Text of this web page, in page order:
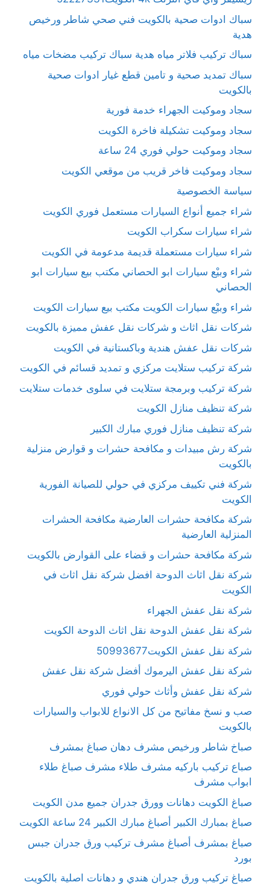
سباك ادوات صحية بالكويت فني صحي شاطر ورخيص
هدية
سباك تركيب فلاتر مياه هدية سباك تركيب مضخات مياه
سباك تمديد صحية و تامين قطع غيار ادوات صحية
بالكويت
سجاد وموكيت الجهراء خدمة فورية
سجاد وموكيت تشكيلة فاخرة الكويت
سجاد وموكيت حولي فوري 24 ساعة
سجاد وموكيت فاخر قريب من موقعي الكويت
سياسة الخصوصية
شراء جميع أنواع السيارات مستعمل فوري الكويت
شراء سيارات سكراب الكويت
شراء سيارات مستعملة قديمة مدعومة في الكويت
شراء وبيْع سيارات ابو الحصاني مكتب بيع سيارات ابو
الحصاني
شراء وبيْع سيارات الكويت مكتب بيع سيارات الكويت
شركات نقل اثاث و شركات نقل عفش مميزة بالكويت
شركات نقل عفش هندية وباكستانية في الكويت
شركة تركيب ستلايت مركزي و تمديد قسائم في الكويت
شركة تركيب وبرمجة ستلايت في سلوى خدمات ستلايت
شركة تنظيف منازل الكويت
شركة تنظيف منازل فوري مبارك الكبير
شركة رش مبيدات و مكافحة حشرات و قوارض منزلية
بالكويت
شركة فني تكييف مركزي في حولي للصيانة الفورية
الكويت
شركة مكافحة حشرات العارضية مكافحة الحشرات
المنزلية العارضية
شركة مكافحة حشرات و قضاء على القوارض بالكويت
شركة نقل اثاث الدوحة افضل شركة نقل اثاث في
الكويت
شركة نقل عفش الجهراء
شركة نقل عفش الدوحة نقل اثاث الدوحة الكويت
شركة نقل عفش الكويت50993677
شركة نقل عفش اليرموك أفضل شركة نقل عفش
شركة نقل عفش وأثاث حولي فوري
صب و نسخ مفاتيح من كل الانواع للابواب والسيارات
بالكويت
صباخ شاطر ورخيص مشرف دهان صباغ بمشرف
صباع تركيب باركيه مشرف طلاء مشرف صباغ طلاء
ابواب مشرف
صباغ الكويت دهانات وورق جدران جميع مدن الكويت
صباغ بمبارك الكبير أصباغ مبارك الكبير 24 ساعة الكويت
صباغ بمشرف أصباغ مشرف تركيب ورق جدران جبس
بورد
صباغ تركيب ورق جدران هندي و دهانات اصلية بالكويت